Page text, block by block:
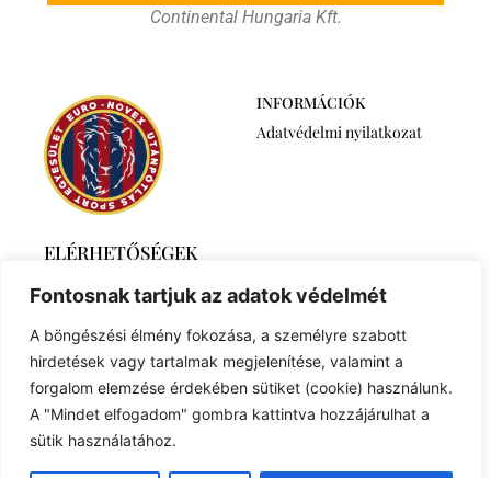
Fontosnak tartjuk az adatok védelmét
A böngészési élmény fokozása, a személyre szabott
hirdetések vagy tartalmak megjelenítése, valamint a
forgalom elemzése érdekében sütiket (cookie) használunk.
A "Mindet elfogadom" gombra kattintva hozzájárulhat a
sütik használatához.
Continental Hungaria Kft.
INFORMÁCIÓK
Adatvédelmi nyilatkozat
ELÉRHETŐSÉGEK
2768 Újszilvás,
Ábrahámtelek 511/A
+36 30 6259746
euronovexuse@gmail.com
© 2023 Created withRoyal Elementor Addons